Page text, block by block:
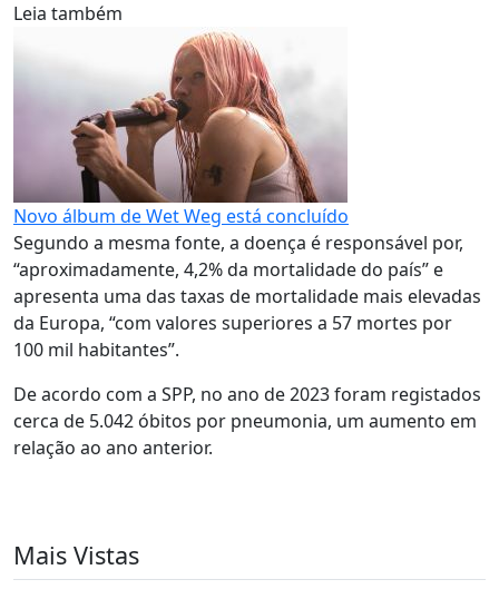
Leia também
Novo álbum de Wet Weg está concluído
Segundo a mesma fonte, a doença é responsável por,
“aproximadamente, 4,2% da mortalidade do país” e
apresenta uma das taxas de mortalidade mais elevadas
da Europa, “com valores superiores a 57 mortes por
100 mil habitantes”.
De acordo com a SPP, no ano de 2023 foram registados
cerca de 5.042 óbitos por pneumonia, um aumento em
relação ao ano anterior.
Mais Vistas